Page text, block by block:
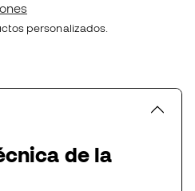
personalizados.
de la